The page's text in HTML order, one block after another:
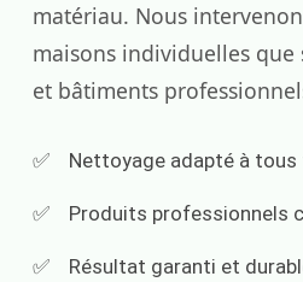
matériau. Nous
maisons individuelles
et bâtiments
Nettoyage adapté à
Produits professionnels
Résultat garanti et